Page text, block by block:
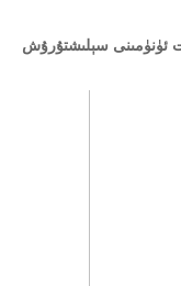
ئۈنۈمىنى سېلىشتۇرۇش